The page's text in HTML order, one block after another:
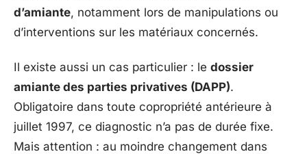
d’amiante, notamment lors de manipulations ou
d’interventions sur les matériaux concernés.
Il existe aussi un cas particulier : le dossier
amiante des parties privatives (DAPP).
Obligatoire dans toute copropriété antérieure à
juillet 1997, ce diagnostic n’a pas de durée fixe.
Mais attention : au moindre changement dans